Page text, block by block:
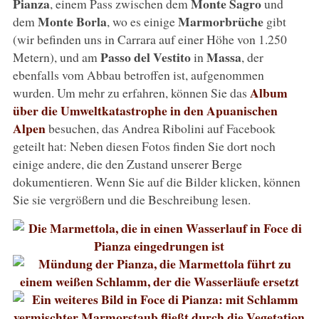
, einem Pass zwischen dem
und
demMonte Borla, wo es einigeMarmorbrüchegibt
(wir befinden uns in Carrara auf einer Höhe von 1.250
Metern), und amPasso del VestitoinMassa, der
ebenfalls vom Abbau betroffen ist, aufgenommen
wurden. Um mehr zu erfahren, können Sie das Album
über die Umweltkatastrophe in den Apuanischen
Alpenbesuchen, das Andrea Ribolini auf Facebook
geteilt hat: Neben diesen Fotos finden Sie dort noch
einige andere, die den Zustand unserer Berge
dokumentieren. Wenn Sie auf die Bilder klicken, können
Sie sie vergrößern und die Beschreibung lesen.